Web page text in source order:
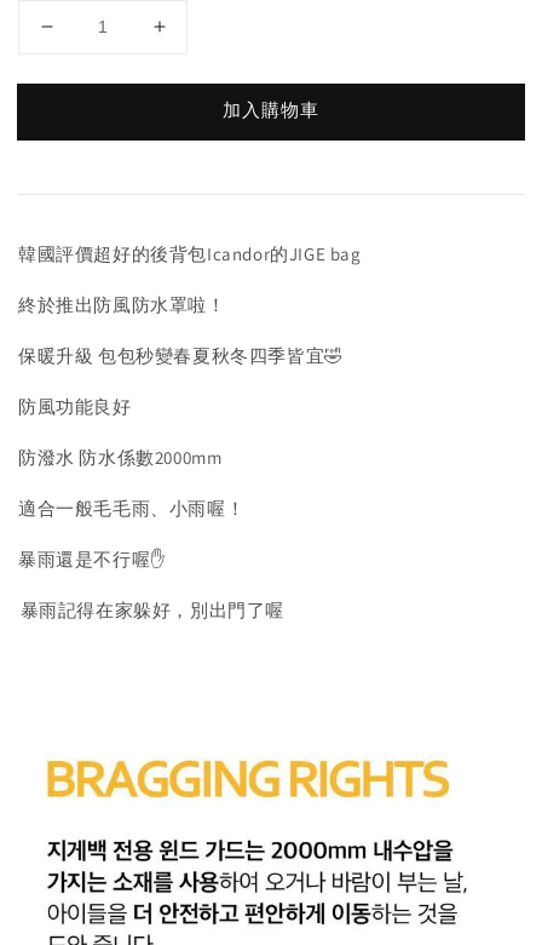
加入購物車
韓國評價超好的後背包Icandor的JIGE bag
終於推出防風防水罩啦！
保暖升級 包包秒變春夏秋冬四季皆宜🤣
防風功能良好
防潑水 防水係數2000mm
適合一般毛毛雨、小雨喔！
暴雨還是不行喔✋
暴雨記得在家躲好，別出門了喔